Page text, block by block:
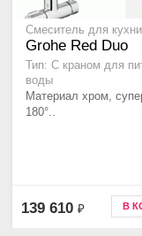
Смеситель для кухни
Grohe Red Duo
Тип: С краном для
воды
Материал хром,
180°..
139 610 ₽ В